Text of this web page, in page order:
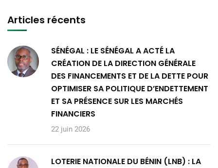
Articles récents
SÉNÉGAL : LE SÉNÉGAL A ACTÉ LA
CRÉATION DE LA DIRECTION GÉNÉRALE
DES FINANCEMENTS ET DE LA DETTE POUR
OPTIMISER SA POLITIQUE D’ENDETTEMENT
ET SA PRÉSENCE SUR LES MARCHÉS
FINANCIERS
22 juin 2026
LOTERIE NATIONALE DU BÉNIN (LNB) : LA